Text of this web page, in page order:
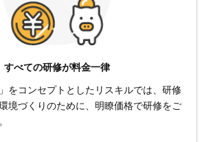
すべての研修が料金一律
をコンセプトとしたリスキルでは、研修
境づくりのために、明瞭価格で研修をご